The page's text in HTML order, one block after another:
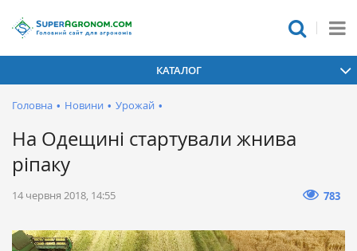
КАТАЛОГ
Головна • Новини • Урожай •
На Одещині стартували жнива
ріпаку
14 червня 2018, 14:55 783